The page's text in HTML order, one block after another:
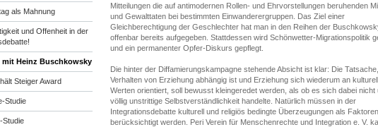
als Mahnung
und Offenheit in der
mit Heinz Buschkowsky
Steiger Award
Studie
Studie
Mitteilungen die auf antimodernen Rollen- und Ehrvorstellungen beruhenden
und Gewalttaten bei bestimmten Einwanderergruppen. Das Ziel einer
Gleichberechtigung der Geschlechter hat man in den Reihen der
offenbar bereits aufgegeben. Stattdessen wird Schönwetter-Migrationspolitik
und ein permanenter Opfer-Diskurs gepflegt.
Die hinter der Diffamierungskampagne stehende Absicht ist klar: Die
Verhalten von Erziehung abhängig ist und Erziehung sich wiederum an
Werten orientiert, soll bewusst kleingeredet werden, als ob es sich dabei nicht
völlig unstrittige Selbstverständlichkeit handelte. Natürlich müssen in der
Integrationsdebatte kulturell und religiös bedingte Überzeugungen als
berücksichtigt werden. Peri Verein für Menschenrechte und Integration e. V.